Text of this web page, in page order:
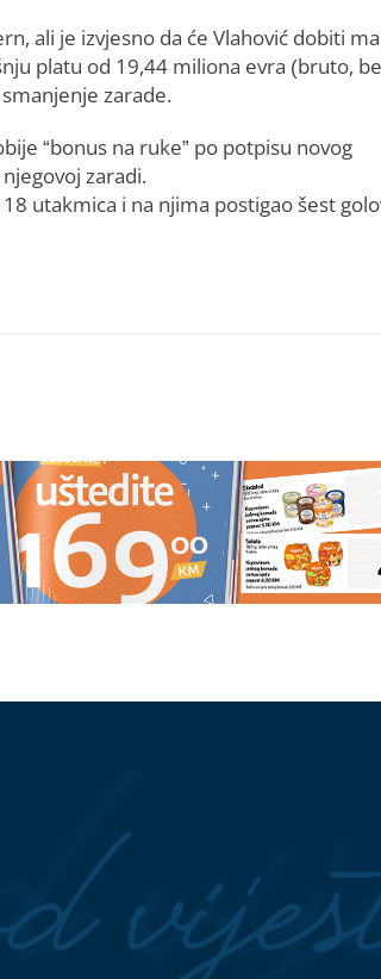
ali je izvjesno da će Vlahović dobiti
platu od 19,44 miliona evra (bruto,
zarade.
“bonus na ruke” po potpisu novog
zaradi.
utakmica i na njima postigao šest
njemačkog ambasadora
u
VELIKI POMAK U
Iran i Oman postigli dogovor o